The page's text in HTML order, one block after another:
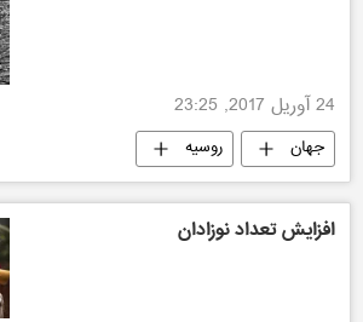
24 آوریل 2017, 23:25
جهان روسیه
افزایش تعداد نوزادان